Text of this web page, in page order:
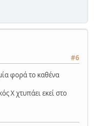
#6
φορά το καθένα
Χ χτυπάει εκεί στο